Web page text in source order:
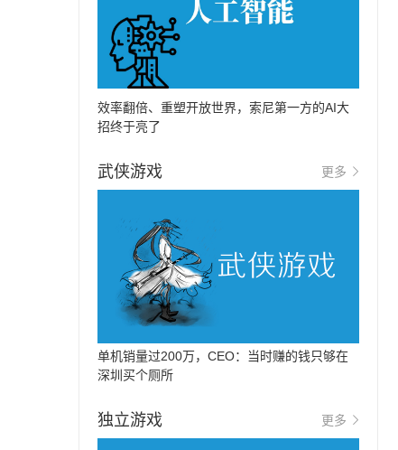
效率翻倍、重塑开放世界，索尼第一方的AI大
招终于亮了
武侠游戏 更多
单机销量过200万，CEO：当时赚的钱只够在
深圳买个厕所
独立游戏 更多